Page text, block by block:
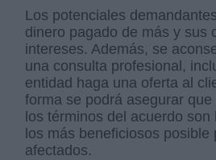
Los potenciales
dinero pagado de más y sus
intereses. Además, se
una consulta profesional,
entidad haga una oferta al
forma se podrá asegurar
los términos del acuerdo
los más beneficiosos posible
afectados.